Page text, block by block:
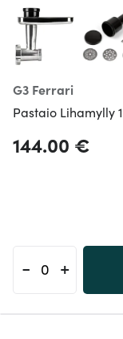
G3 Ferrari
Pastaio Lihamylly
144.00 €
- +